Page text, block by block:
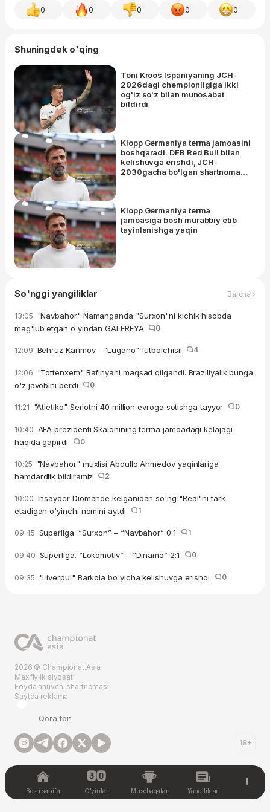
0 0 0 0 0
Shuningdek o'qing
Toni Kroos Ispaniyaning JCH-
2026dagi chempionligiga ikki
og'iz so'z bilan munosabat
bildirdi
Klopp Germaniya terma jamoasini
boshqaradi. DFB Red Bull bilan
kelishuvga erishdi, JCH-
2030gacha bo'lgan shartnoma
Klopp Germaniya terma
jamoasiga bosh murabbiy etib
tayinlanishga yaqin
So'nggi yangiliklar Barcha ›
13:05 "Navbahor" Namanganda "Surxon"ni kichik hisobda
mag'lub etgan o'yindan GALEREYA
0
12:09 Behruz Karimov - "Lugano" futbolchisi! 4
12:06 "Tottenxem" Rafinyani maqsad qilgandi. Braziliyalik bunga
o'z javobini berdi
0
11:21 "Atletiko" Serlotni 40 million evroga sotishga tayyor 0
10:40 AFA prezidenti Skalonining terma jamoadagi kelajagi
haqida gapirdi
0
10:25 "Navbahor" muxlisi Abdullo Ahmedov yaqinlariga
hamdardlik bildiramiz
2
10:00 Insayder Diomande kelganidan so'ng "Real"ni tark
etadigan o'yinchi nomini aytdi
1
09:45 Superliga. “Surxon” – “Navbahor” 0:1 1
09:40 Superliga. “Lokomotiv” – “Dinamo” 2:1 0
09:35 "Liverpul" Barkola bo'yicha kelishuvga erishdi 0
2026 © Championat.Asia
Maxfiylik siyosati
Foydalanuvchi shartnomasi
Saytda reklama
Qora fon
18+
Bosh sahifa O'yinlar Musobaqalar Yangiliklar